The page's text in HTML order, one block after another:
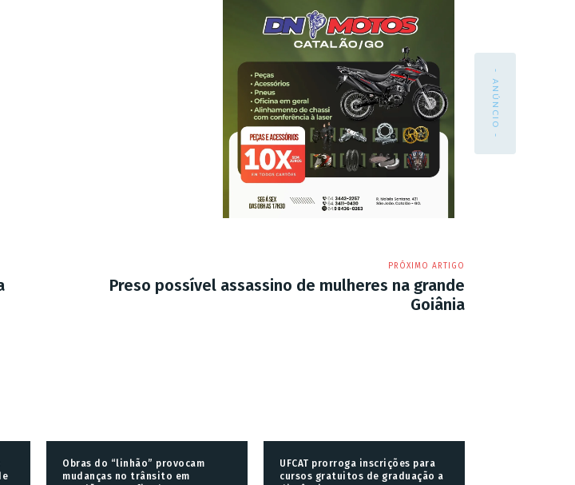
- ANÚNCIO -
PRÓXIMO ARTIGO
Preso possível assassino de mulheres na grande
Goiânia
Obras do “linhão” provocam
mudanças no trânsito em
UFCAT prorroga inscrições para
cursos gratuitos de graduação a